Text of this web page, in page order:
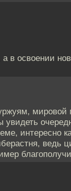
в освоении
мировой
увидеть
интересно
ведь